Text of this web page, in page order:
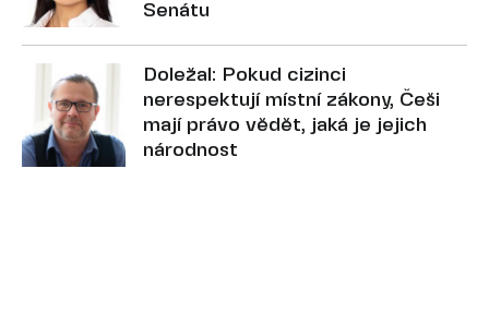
Senátu
Doležal: Pokud cizinci
nerespektují místní zákony, Češi
mají právo vědět, jaká je jejich
národnost